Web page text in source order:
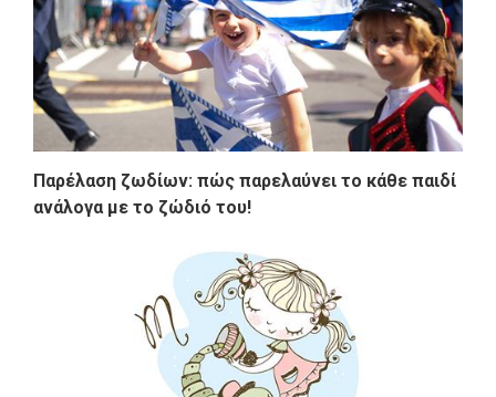
Παρέλαση ζωδίων: πώς παρελαύνει το κάθε παιδί
ανάλογα με το ζώδιό του!